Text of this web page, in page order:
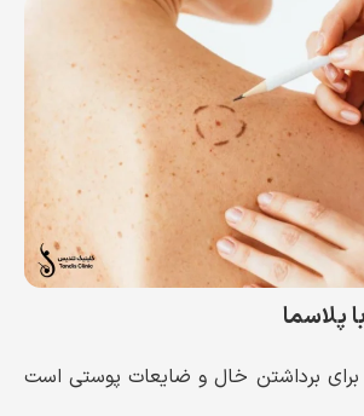
برای برداشتن خال و ضایعات پوستی است